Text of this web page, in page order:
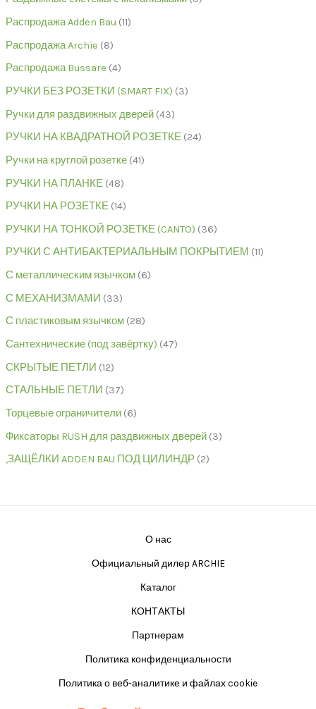
Распродажа Adden Bau 11
Распродажа Archie 8
Распродажа Bussare 4
РУЧКИ БЕЗ РОЗЕТКИ (SMART FIX) 3
Ручки для раздвижных дверей 43
РУЧКИ НА КВАДРАТНОЙ РОЗЕТКЕ 24
Ручки на круглой розетке 41
РУЧКИ НА ПЛАНКЕ 48
РУЧКИ НА РОЗЕТКЕ 14
РУЧКИ НА ТОНКОЙ РОЗЕТКЕ (CANTO) 36
РУЧКИ С АНТИБАКТЕРИАЛЬНЫМ ПОКРЫТИЕМ 11
С металлическим язычком 6
С МЕХАНИЗМАМИ 33
С пластиковым язычком 28
Сантехнические (под завёртку) 47
СКРЫТЫЕ ПЕТЛИ 12
СТАЛЬНЫЕ ПЕТЛИ 37
Торцевые ограничители 6
Фиксаторы RUSH для раздвижных дверей 3
,ЗАЩЁЛКИ ADDEN BAU ПОД ЦИЛИНДР 2
О нас
Официальный дилер ARCHIE
Каталог
КОНТАКТЫ
Партнерам
Политика конфиденциальности
Политика о веб-аналитике и файлах cookie